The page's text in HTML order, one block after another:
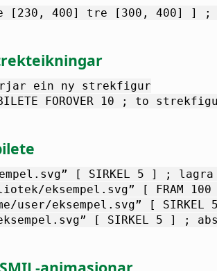
[230, 400] tre [300, 400] ] ;
ein ny strekfigur
BILETE FOROVER 10 ; to
[ SIRKEL 5 ] ;
eksempel.svg” [ FRAM
user/eksempel.svg” [
[ SIRKEL 5 ] ;